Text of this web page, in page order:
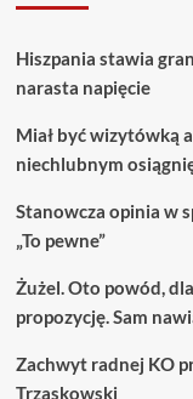
Hiszpania stawia
narasta napięcie
Miał być wizytówką
niechlubnym
Stanowcza opinia w
„To pewne”
Żużel. Oto powód,
propozycję. Sam
Zachwyt radnej KO
Trzaskowski